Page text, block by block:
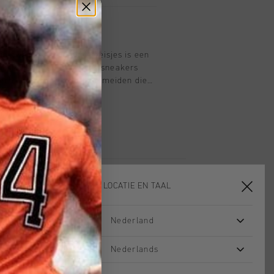
zwart en goud voor meisjes is een
en winter. Deze lage sneakers
voor avontuurlijke meiden die
in het park. De leren
voering zorgen voor comfort en een
uitneembare binnenzool en rubberen
van comfort. Verrijk met een mix
KIES JE LOCATIE EN TAAL
Nederland
Nederlands